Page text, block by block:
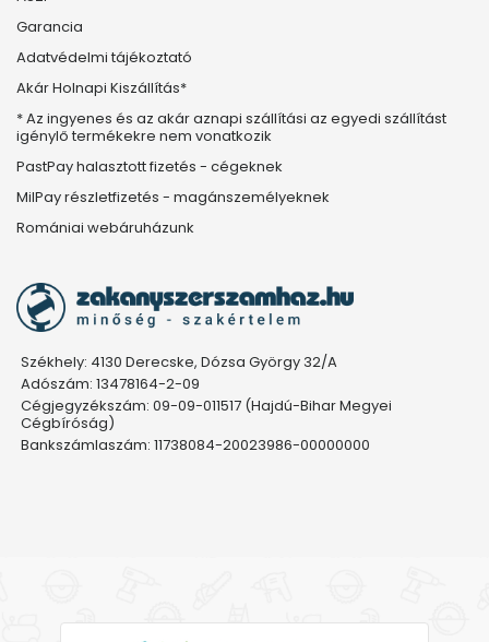
Garancia
Adatvédelmi tájékoztató
Akár Holnapi Kiszállítás*
* Az ingyenes és az akár aznapi szállítási az egyedi szállítást
igénylő termékekre nem vonatkozik
PastPay halasztott fizetés - cégeknek
MilPay részletfizetés - magánszemélyeknek
Romániai webáruházunk
Székhely: 4130 Derecske, Dózsa György 32/A
Adószám: 13478164-2-09
Cégjegyzékszám: 09-09-011517 (Hajdú-Bihar Megyei
Cégbíróság)
Bankszámlaszám: 11738084-20023986-00000000